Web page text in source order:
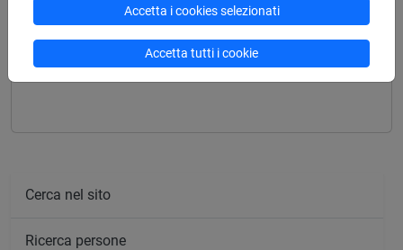
POLITICA E DIRITTO DELL'AMBIENTE
DIRITTO DELL'AMBIENTE
POLITICA DELL'AMBIENTE
Cerca nel sito
Ricerca persone
Accetta i cookies selezionati
Accetta tutti i cookie